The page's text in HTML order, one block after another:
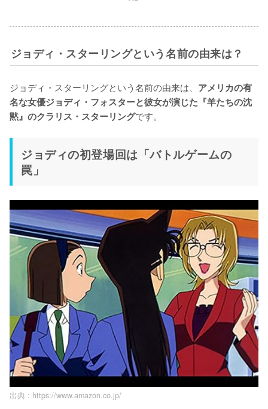
ジョディ・スターリングという名前の由来は？
ジョディ・スターリングという名前の由来は、 アメリカの有
名な女優ジョディ・フォスターと彼女が演じた『羊たちの沈
黙』のクラリス・スターリングです。
ジョディの初登場回は「バトルゲームの
罠」
出典 : https://www.amazon.co.jp/